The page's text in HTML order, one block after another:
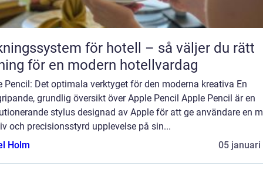
för hotell – så väljer du rätt
för en modern hotellvardag
Pencil: Det optimala verktyget för den moderna kreativa En
grundlig översikt över Apple Pencil Apple Pencil är en
stylus designad av Apple för att ge användare en
och precisionsstyrd upplevelse på sin...
Holm
05 januari